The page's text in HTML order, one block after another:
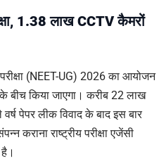
1.38 लाख CCTV कैमरों
(NEET-UG) 2026 का आयोजन
बीच किया जाएगा। करीब 22 लाख
वर्ष पेपर लीक विवाद के बाद इस बार
कराना राष्ट्रीय परीक्षा एजेंसी